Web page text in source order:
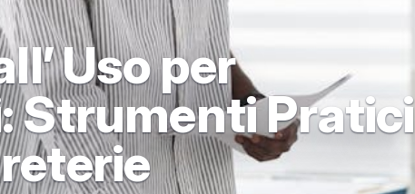
Uso per
Strumenti Pratici